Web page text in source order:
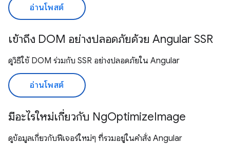
อ่านโพสต์
เข้าถึง DOM อย่างปลอดภัยด้วย Angular SSR
ดูวิธีใช้ DOM ร่วมกับ SSR อย่างปลอดภัยใน Angular
อ่านโพสต์
มีอะไรใหม่เกี่ยวกับ NgOptimizeImage
ดูข้อมูลเกี่ยวกับฟีเจอร์ใหม่ๆ ที่รวมอยู่ในคำสั่ง Angular